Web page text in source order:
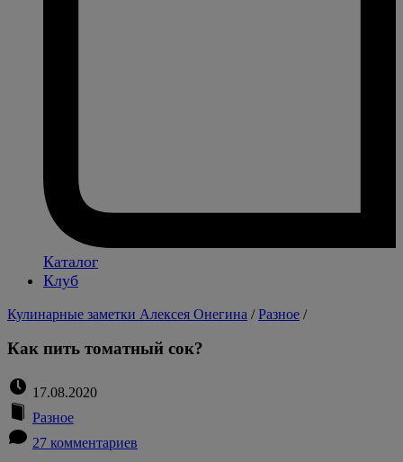
Каталог
Клуб
Кулинарные заметки Алексея Онегина /Разное /
Как пить томатный сок?
17.08.2020
Разное
27 комментариев